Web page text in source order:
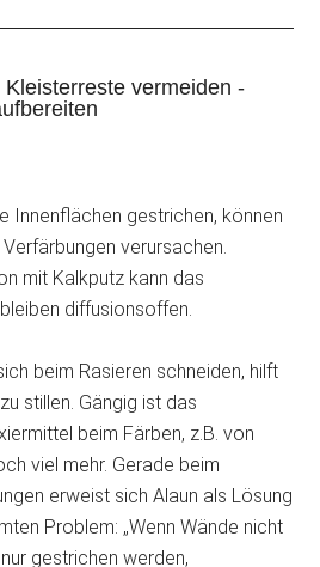
vermeiden -
Innenflächen gestrichen, können
verursachen.
mit Kalkputz kann das
diffusionsoffen.
beim Rasieren schneiden, hilft
stillen. Gängig ist das
beim Färben, z.B. von
viel mehr. Gerade beim
erweist sich Alaun als Lösung
Problem: „Wenn Wände nicht
gestrichen werden,